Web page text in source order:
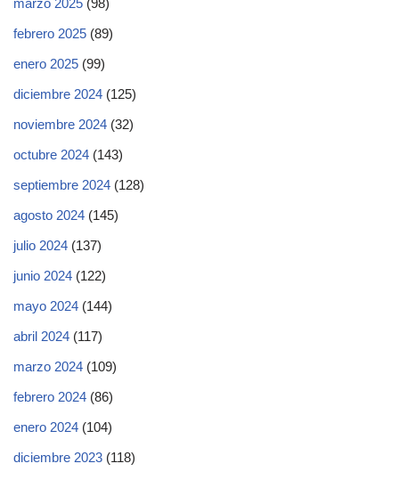
marzo 2025 (98)
febrero 2025 (89)
enero 2025 (99)
diciembre 2024 (125)
noviembre 2024 (32)
octubre 2024 (143)
septiembre 2024 (128)
agosto 2024 (145)
julio 2024 (137)
junio 2024 (122)
mayo 2024 (144)
abril 2024 (117)
marzo 2024 (109)
febrero 2024 (86)
enero 2024 (104)
diciembre 2023 (118)